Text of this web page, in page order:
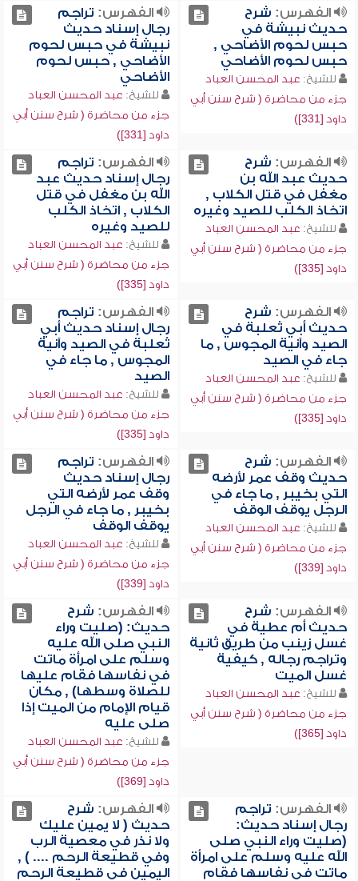
الفهرس: شرح
حديث نبيشة في
حبس لحوم الأضاحي ,
حبس لحوم الأضاحي
للشيخ: عبد المحسن العباد
جزء من محاضرة ( شرح سنن أبي
داود [331])
الفهرس: تراجم
رجال إسناد حديث
نبيشة في حبس لحوم
الأضاحي , حبس لحوم
الأضاحي
للشيخ: عبد المحسن العباد
جزء من محاضرة ( شرح سنن أبي
داود [331])
الفهرس: شرح
حديث عبد الله بن
مغفل في قتل الكلاب ,
اتخاذ الكلب للصيد وغيره
للشيخ: عبد المحسن العباد
جزء من محاضرة ( شرح سنن أبي
داود [335])
الفهرس: تراجم
رجال إسناد حديث عبد
الله بن مغفل في قتل
الكلاب , اتخاذ الكلب
للصيد وغيره
للشيخ: عبد المحسن العباد
جزء من محاضرة ( شرح سنن أبي
داود [335])
الفهرس: شرح
حديث أبي ثعلبة في
الصيد وآنية المجوس , ما
جاء في الصيد
للشيخ: عبد المحسن العباد
جزء من محاضرة ( شرح سنن أبي
داود [335])
الفهرس: تراجم
رجال إسناد حديث أبي
ثعلبة في الصيد وآنية
المجوس , ما جاء في
الصيد
للشيخ: عبد المحسن العباد
جزء من محاضرة ( شرح سنن أبي
داود [335])
الفهرس: شرح
حديث وقف عمر لأرضه
التي بخيبر , ما جاء في
الرجل يوقف الوقف
للشيخ: عبد المحسن العباد
جزء من محاضرة ( شرح سنن أبي
داود [339])
الفهرس: تراجم
رجال إسناد حديث
وقف عمر لأرضه التي
بخيبر , ما جاء في الرجل
يوقف الوقف
للشيخ: عبد المحسن العباد
جزء من محاضرة ( شرح سنن أبي
داود [339])
الفهرس: شرح
حديث أم عطية في
غسل زينب من طريق ثانية
وتراجم رجاله , كيفية
غسل الميت
للشيخ: عبد المحسن العباد
جزء من محاضرة ( شرح سنن أبي
داود [365])
الفهرس: شرح
حديث: (صليت وراء
النبي صلى الله عليه
وسلم على امرأة ماتت
في نفاسها فقام عليها
للصلاة وسطها) , مكان
قيام الإمام من الميت إذا
صلى عليه
للشيخ: عبد المحسن العباد
جزء من محاضرة ( شرح سنن أبي
داود [369])
الفهرس: تراجم
رجال إسناد حديث:
(صليت وراء النبي صلى
الله عليه وسلم على امرأة
ماتت في نفاسها فقام
الفهرس: شرح
حديث ( لا يمين عليك
ولا نذر في معصية الرب
وفي قطيعة الرحم .... ) ,
اليمين في قطيعة الرحم